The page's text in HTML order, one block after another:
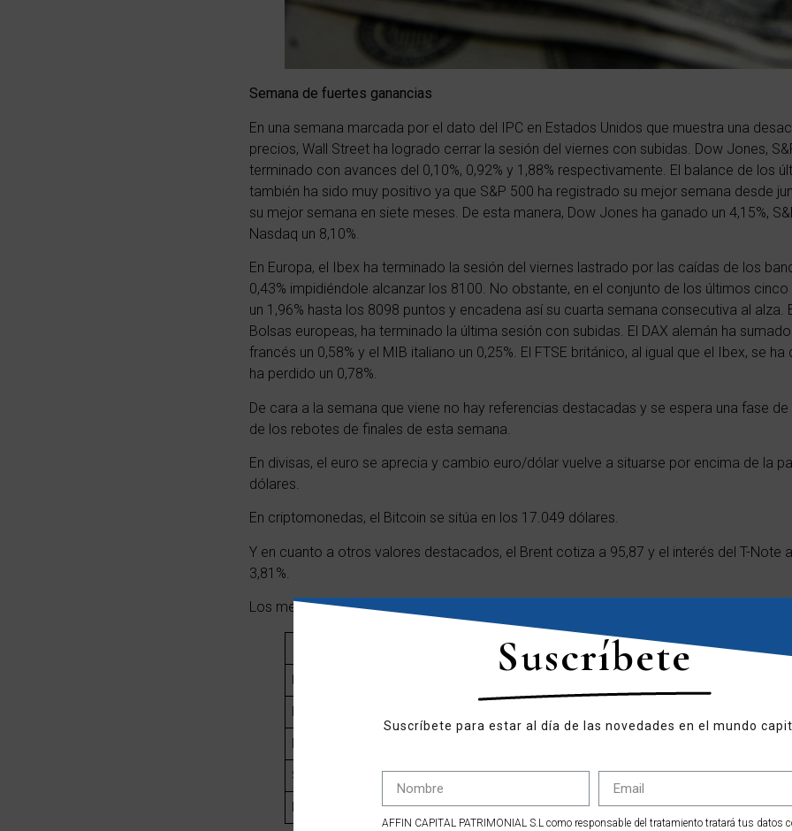
Semana de fuertes ganancias
En una semana marcada por el dato del IPC en Estados Unidos que muestra una
precios, Wall Street ha logrado cerrar la sesión del viernes con subidas. Dow Jones,
terminado con avances del 0,10%, 0,92% y 1,88% respectivamente. El balance de los
también ha sido muy positivo ya que S&P 500 ha registrado su mejor semana desde
su mejor semana en siete meses. De esta manera, Dow Jones ha ganado un 4,15%,
Nasdaq un 8,10%.
En Europa, el Ibex ha terminado la sesión del viernes lastrado por las caídas de los
0,43% impidiéndole alcanzar los 8100. No obstante, en el conjunto de los últimos
un 1,96% hasta los 8098 puntos y encadena así su cuarta semana consecutiva al alza.
Bolsas europeas, ha terminado la última sesión con subidas. El DAX alemán ha sumado
francés un 0,58% y el MIB italiano un 0,25%. El FTSE británico, al igual que el Ibex, se
ha perdido un 0,78%.
De cara a la semana que viene no hay referencias destacadas y se espera una fase
de los rebotes de finales de esta semana.
En divisas, el euro se aprecia y cambio euro/dólar vuelve a situarse por encima de la
dólares.
En criptomonedas, el Bitcoin se sitúa en los 17.049 dólares.
Y en cuanto a otros valores destacados, el Brent cotiza a 95,87 y el interés del T-Note
3,81%.
Los mercados han cerrado la semana de la siguiente manera:
SEMANAL
S&P 500 +5,90%
+8,10%
Suscríbete
Suscríbete para estar al día de las novedades en el mundo
AFFIN CAPITAL PATRIMONIAL S.L como responsable del tratamiento tratará tus datos